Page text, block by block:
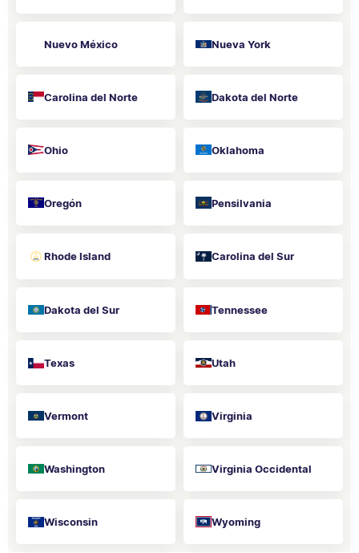
Nuevo México Nueva York
Carolina del Norte Dakota del Norte
Ohio Oklahoma
Oregón Pensilvania
Rhode Island Carolina del Sur
Dakota del Sur Tennessee
Texas Utah
Vermont Virginia
Washington Virginia Occidental
Wisconsin Wyoming